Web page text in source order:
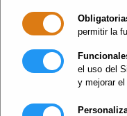
permitir la
el uso del
y mejorar
de